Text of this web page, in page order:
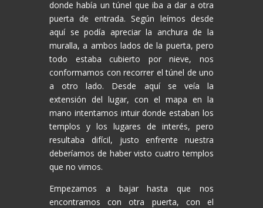
donde había un túnel que iba a dar a otra
puerta de entrada. Según leímos desde
aquí se podía apreciar la anchura de la
muralla, a ambos lados de la puerta, pero
todo estaba cubierto por nieve, nos
conformamos con recorrer el túnel de uno
a otro lado. Desde aquí se veía la
extensión del lugar, con el mapa en la
mano intentamos intuir donde estaban los
templos y los lugares de interés, pero
resultaba difícil, justo enfrente nuestra
deberíamos de haber visto cuatro templos
que no vimos.
Empezamos a bajar hasta que nos
encontramos con otra puerta, con el